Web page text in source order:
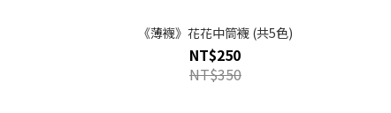
《薄襪》花花中筒襪 (共5色)
NT$250
NT$350